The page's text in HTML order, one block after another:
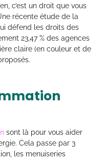
c’est un droit que vous
récente étude de la
défend les droits des
23,47 % des agences
claire (en couleur et de
sont là pour vous aider
Cela passe par 3
les menuiseries